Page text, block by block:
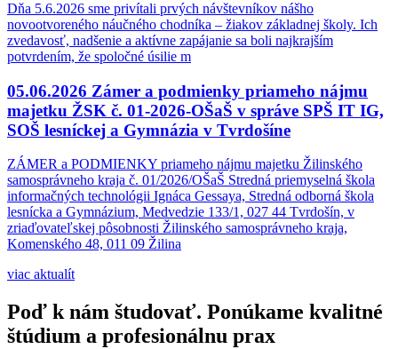
Dňa 5.6.2026 sme privítali prvých návštevníkov nášho
novootvoreného náučného chodníka – žiakov základnej školy. Ich
zvedavosť, nadšenie a aktívne zapájanie sa boli najkrajším
potvrdením, že spoločné úsilie m
05.06.2026 Zámer a podmienky priameho nájmu
majetku ŽSK č. 01-2026-OŠaŠ v správe SPŠ IT IG,
SOŠ lesníckej a Gymnázia v Tvrdošíne
ZÁMER a PODMIENKY priameho nájmu majetku Žilinského
samosprávneho kraja č. 01/2026/OŠaŠ Stredná priemyselná škola
informačných technológii Ignáca Gessaya, Stredná odborná škola
lesnícka a Gymnázium, Medvedzie 133/1, 027 44 Tvrdošín, v
zriaďovateľskej pôsobnosti Žilinského samosprávneho kraja,
Komenského 48, 011 09 Žilina
viac aktualít
Poď k nám študovať. Ponúkame kvalitné
štúdium a profesionálnu prax